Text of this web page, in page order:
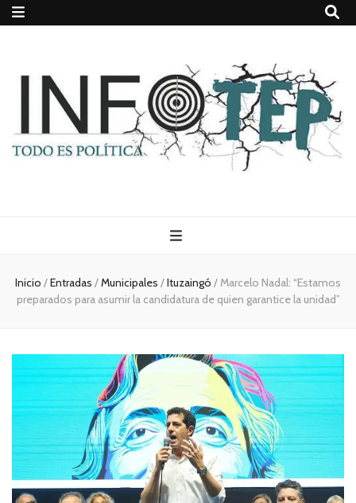
Todo es
(rosca)
política
Inicio /Entradas /Municipales /Ituzaingó /Marcelo Nadal: “Estamos
preparados para asumir la candidatura de quien garantice la unidad”